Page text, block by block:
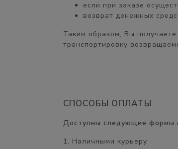
если при заказе
возврат денежных
Таким образом, Вы получаете
транспортировку
СПОСОБЫ ОПЛАТЫ
Доступны следующие формы
1. Наличными курьеру